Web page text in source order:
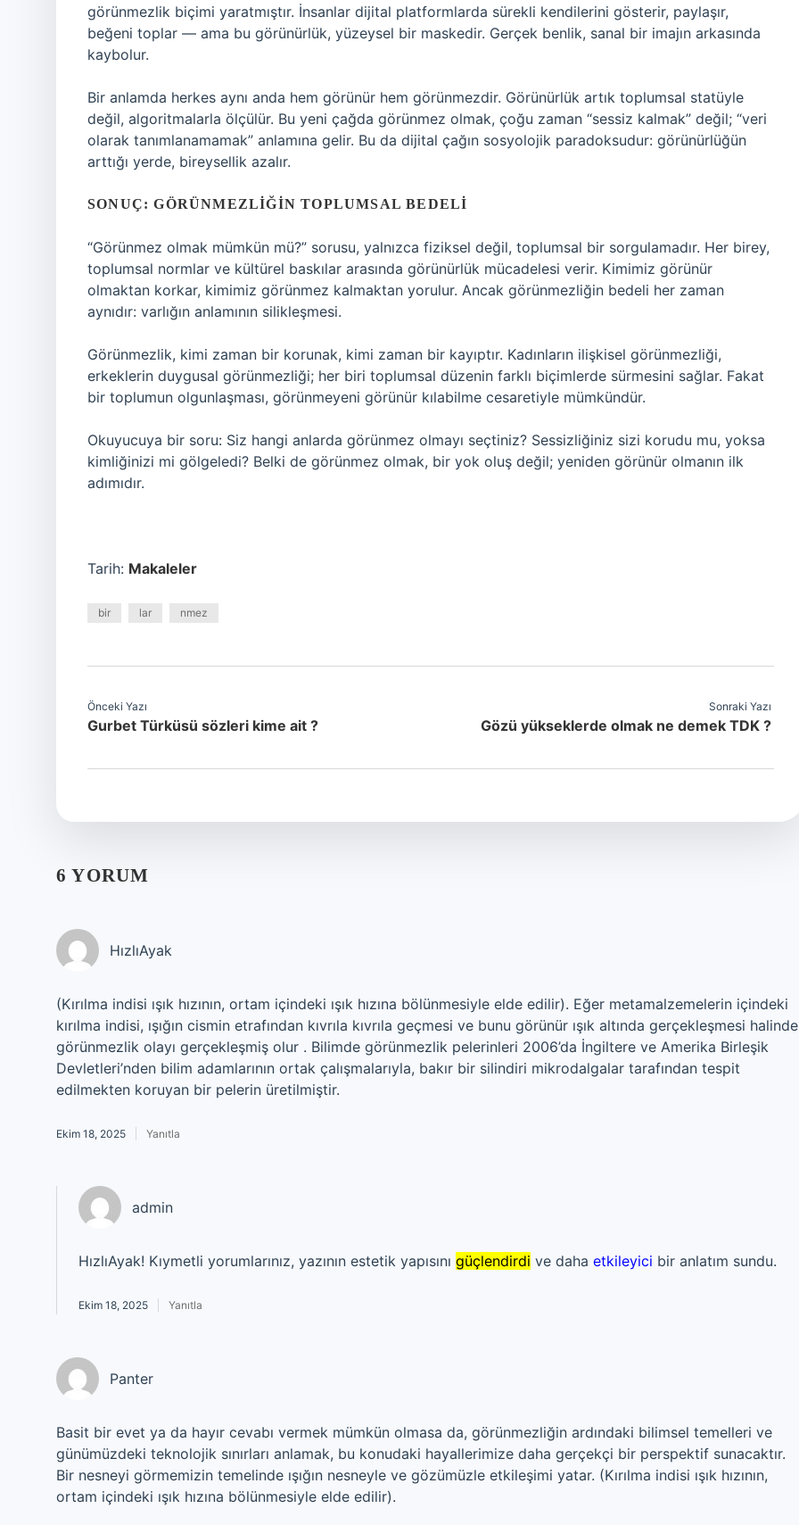
görünmezlik biçimi yaratmıştır. İnsanlar dijital platformlarda sürekli kendilerini gösterir, paylaşır,
beğeni toplar — ama bu görünürlük, yüzeysel bir maskedir. Gerçek benlik, sanal bir imajın arkasında
kaybolur.
Bir anlamda herkes aynı anda hem görünür hem görünmezdir. Görünürlük artık toplumsal statüyle
değil, algoritmalarla ölçülür. Bu yeni çağda görünmez olmak, çoğu zaman “sessiz kalmak” değil; “veri
olarak tanımlanamamak” anlamına gelir. Bu da dijital çağın sosyolojik paradoksudur: görünürlüğün
arttığı yerde, bireysellik azalır.
SONUÇ: GÖRÜNMEZLIĞIN TOPLUMSAL BEDELI
“Görünmez olmak mümkün mü?” sorusu, yalnızca fiziksel değil, toplumsal bir sorgulamadır. Her birey,
toplumsal normlar ve kültürel baskılar arasında görünürlük mücadelesi verir. Kimimiz görünür
olmaktan korkar, kimimiz görünmez kalmaktan yorulur. Ancak görünmezliğin bedeli her zaman
aynıdır: varlığın anlamının silikleşmesi.
Görünmezlik, kimi zaman bir korunak, kimi zaman bir kayıptır. Kadınların ilişkisel görünmezliği,
erkeklerin duygusal görünmezliği; her biri toplumsal düzenin farklı biçimlerde sürmesini sağlar. Fakat
bir toplumun olgunlaşması, görünmeyeni görünür kılabilme cesaretiyle mümkündür.
Okuyucuya bir soru: Siz hangi anlarda görünmez olmayı seçtiniz? Sessizliğiniz sizi korudu mu, yoksa
kimliğinizi mi gölgeledi? Belki de görünmez olmak, bir yok oluş değil; yeniden görünür olmanın ilk
adımıdır.
Tarih: Makaleler
bir lar nmez
Önceki Yazı
Gurbet Türküsü sözleri kime ait ?
Sonraki Yazı
Gözü yükseklerde olmak ne demek TDK ?
6 YORUM
HızlıAyak
(Kırılma indisi ışık hızının, ortam içindeki ışık hızına bölünmesiyle elde edilir). Eğer metamalzemelerin içindeki
kırılma indisi, ışığın cismin etrafından kıvrıla kıvrıla geçmesi ve bunu görünür ışık altında gerçekleşmesi halinde
görünmezlik olayı gerçekleşmiş olur . Bilimde görünmezlik pelerinleri 2006’da İngiltere ve Amerika Birleşik
Devletleri’nden bilim adamlarının ortak çalışmalarıyla, bakır bir silindiri mikrodalgalar tarafından tespit
edilmekten koruyan bir pelerin üretilmiştir.
Ekim 18, 2025 Yanıtla
admin
HızlıAyak! Kıymetli yorumlarınız, yazının estetik yapısını güçlendirdi ve daha etkileyici bir anlatım sundu.
Ekim 18, 2025 Yanıtla
Panter
Basit bir evet ya da hayır cevabı vermek mümkün olmasa da, görünmezliğin ardındaki bilimsel temelleri ve
günümüzdeki teknolojik sınırları anlamak, bu konudaki hayallerimize daha gerçekçi bir perspektif sunacaktır.
Bir nesneyi görmemizin temelinde ışığın nesneyle ve gözümüzle etkileşimi yatar. (Kırılma indisi ışık hızının,
ortam içindeki ışık hızına bölünmesiyle elde edilir).